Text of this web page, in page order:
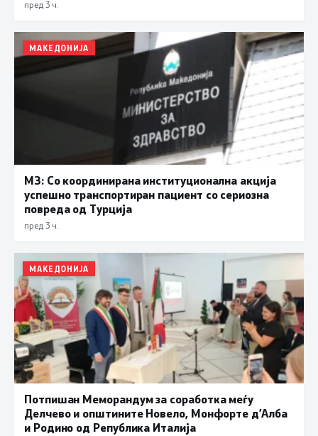
пред 3 ч.
МАКЕДОНИЈА
МЗ: Со координирана институционална акција
успешно транспортиран пациент со сериозна
повреда од Турција
пред 3 ч.
МАКЕДОНИЈА
Потпишан Меморандум за соработка меѓу
Делчево и општините Новело, Монфорте д’Алба
и Родино од Република Италија